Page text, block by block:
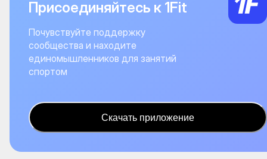
Присоединяйтесь к 1Fit
Почувствуйте поддержку
сообщества и находите
единомышленников для занятий
спортом
Скачать приложение